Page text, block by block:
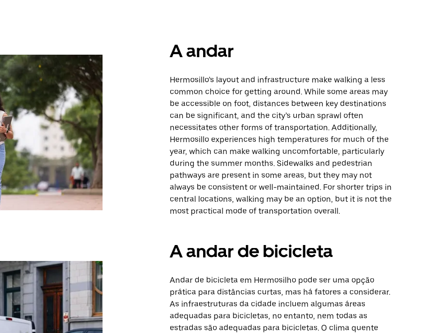
A andar
Hermosillo’s layout and infrastructure make walking a less
common choice for getting around. While some areas may
be accessible on foot, distances between key destinations
can be significant, and the city’s urban sprawl often
necessitates other forms of transportation. Additionally,
Hermosillo experiences high temperatures for much of the
year, which can make walking uncomfortable, particularly
during the summer months. Sidewalks and pedestrian
pathways are present in some areas, but they may not
always be consistent or well-maintained. For shorter trips in
central locations, walking may be an option, but it is not the
most practical mode of transportation overall.
A andar de bicicleta
Andar de bicicleta em Hermosilho pode ser uma opção
prática para distâncias curtas, mas há fatores a considerar.
As infraestruturas da cidade incluem algumas áreas
adequadas para bicicletas, no entanto, nem todas as
estradas são adequadas para bicicletas. O clima quente